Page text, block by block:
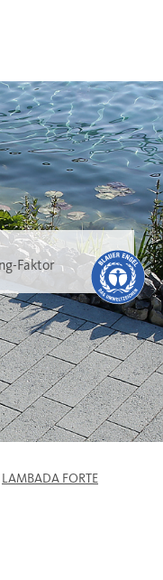
Faktor
LAMBADA FORTE